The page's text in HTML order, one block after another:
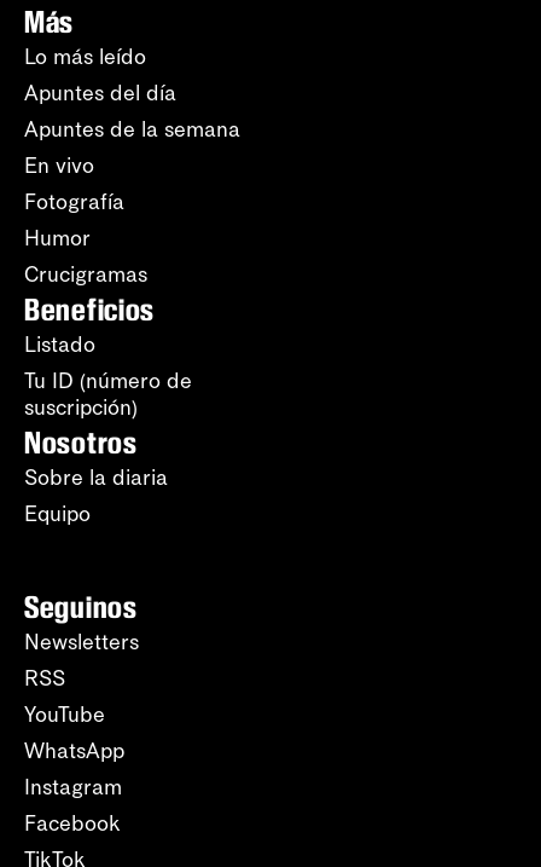
Más
Lo más leído
Apuntes del día
Apuntes de la semana
En vivo
Fotografía
Humor
Crucigramas
Beneficios
Listado
Tu ID (número de
suscripción)
Nosotros
Sobre la diaria
Equipo
Seguinos
Newsletters
RSS
YouTube
WhatsApp
Instagram
Facebook
TikTok